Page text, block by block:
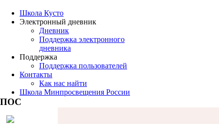
Школа Кусто
Электронный дневник
Дневник
Поддержка электронного
дневника
Поддержка
Поддержка пользователей
Контакты
Как нас найти
Школа Минпросвещения России
ПОС